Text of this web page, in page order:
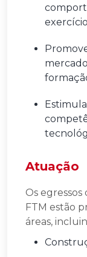
Atuação
Os
FTM estão
áreas,